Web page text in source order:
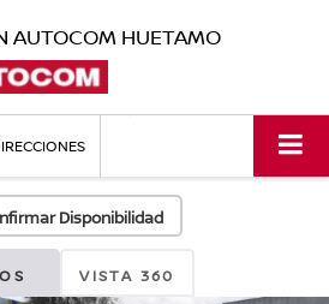
AUTOCOM HUETAMO
Disponibilidad
VISTA 360